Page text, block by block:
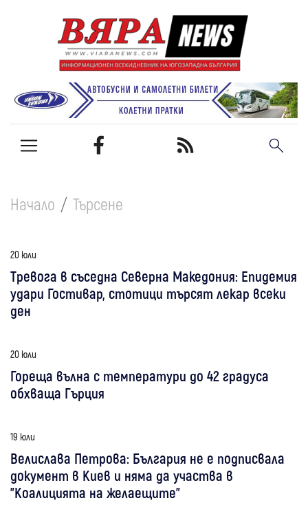
Начало Търсене
20 юли
Тревога в съседна Северна Македония: Епидемия
удари Гостивар, стотици търсят лекар всеки
ден
20 юли
Гореща вълна с температури до 42 градуса
обхваща Гърция
19 юли
Велислава Петрова: България не е подписвала
документ в Киев и няма да участва в
"Коалицията на желаещите"